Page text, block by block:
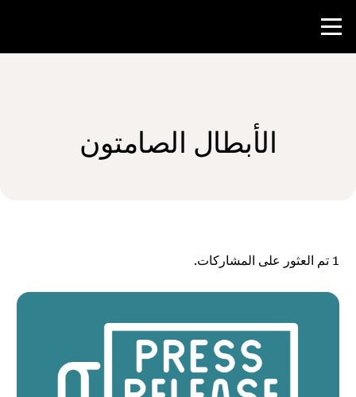
موارد المعلم
شارك
الأبطال الصامتون
1 تم العثور على المشاركات.